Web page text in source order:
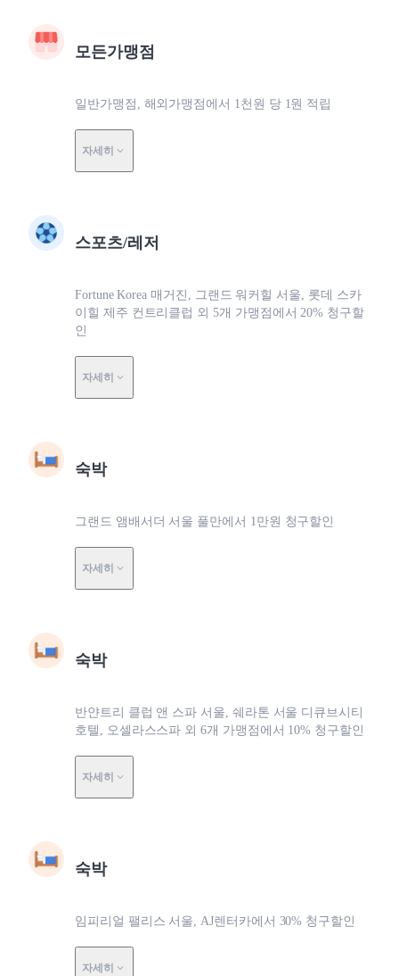
모든가맹점
일반가맹점, 해외가맹점에서 1천원 당 1원 적립
자세히
스포츠/레저
Fortune Korea 매거진, 그랜드 워커힐 서울, 롯데 스카
이힐 제주 컨트리클럽 외 5개 가맹점에서 20% 청구할
인
자세히
숙박
그랜드 앰배서더 서울 풀만에서 1만원 청구할인
자세히
숙박
반얀트리 클럽 앤 스파 서울, 쉐라톤 서울 디큐브시티
호텔, 오셀라스스파 외 6개 가맹점에서 10% 청구할인
자세히
숙박
임피리얼 팰리스 서울, AJ렌터카에서 30% 청구할인
자세히